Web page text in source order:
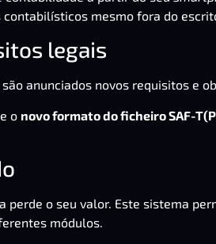
mesmo fora do
legais
anunciados novos requisitos e
e o novo formato do ficheiro SAF-
perde o seu valor. Este sistema
módulos.